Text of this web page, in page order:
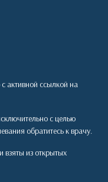
активной ссылкой на
с целью
обратитесь к врачу.
взяты из открытых